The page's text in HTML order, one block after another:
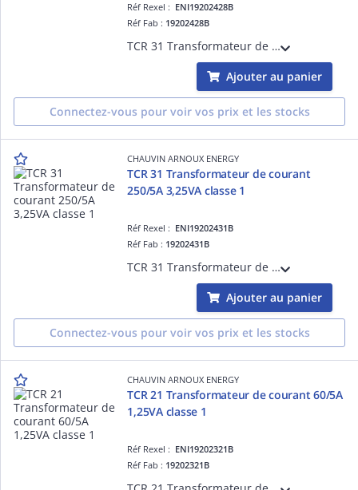
Réf Rexel : ENI19202428B
Réf Fab : 19202428B
TCR 31 Transformateur de courant à passage de barre et de câble diamètre 22mm - Rapport de transformation 150/5A - Puissance de précision 1,75VA - Classe de précision 1
Ajouter au panier
Connectez-vous pour voir vos prix et les stocks
CHAUVIN ARNOUX ENERGY
TCR 31 Transformateur de courant
250/5A 3,25VA classe 1
Réf Rexel : ENI19202431B
Réf Fab : 19202431B
TCR 31 Transformateur de courant à passage de barre et de câble diamètre 22mm - Rapport de transformation 250/5A - Puissance de précision 3,25VA - Classe de précision 1
Ajouter au panier
Connectez-vous pour voir vos prix et les stocks
CHAUVIN ARNOUX ENERGY
TCR 21 Transformateur de courant 60/5A
1,25VA classe 1
Réf Rexel : ENI19202321B
Réf Fab : 19202321B